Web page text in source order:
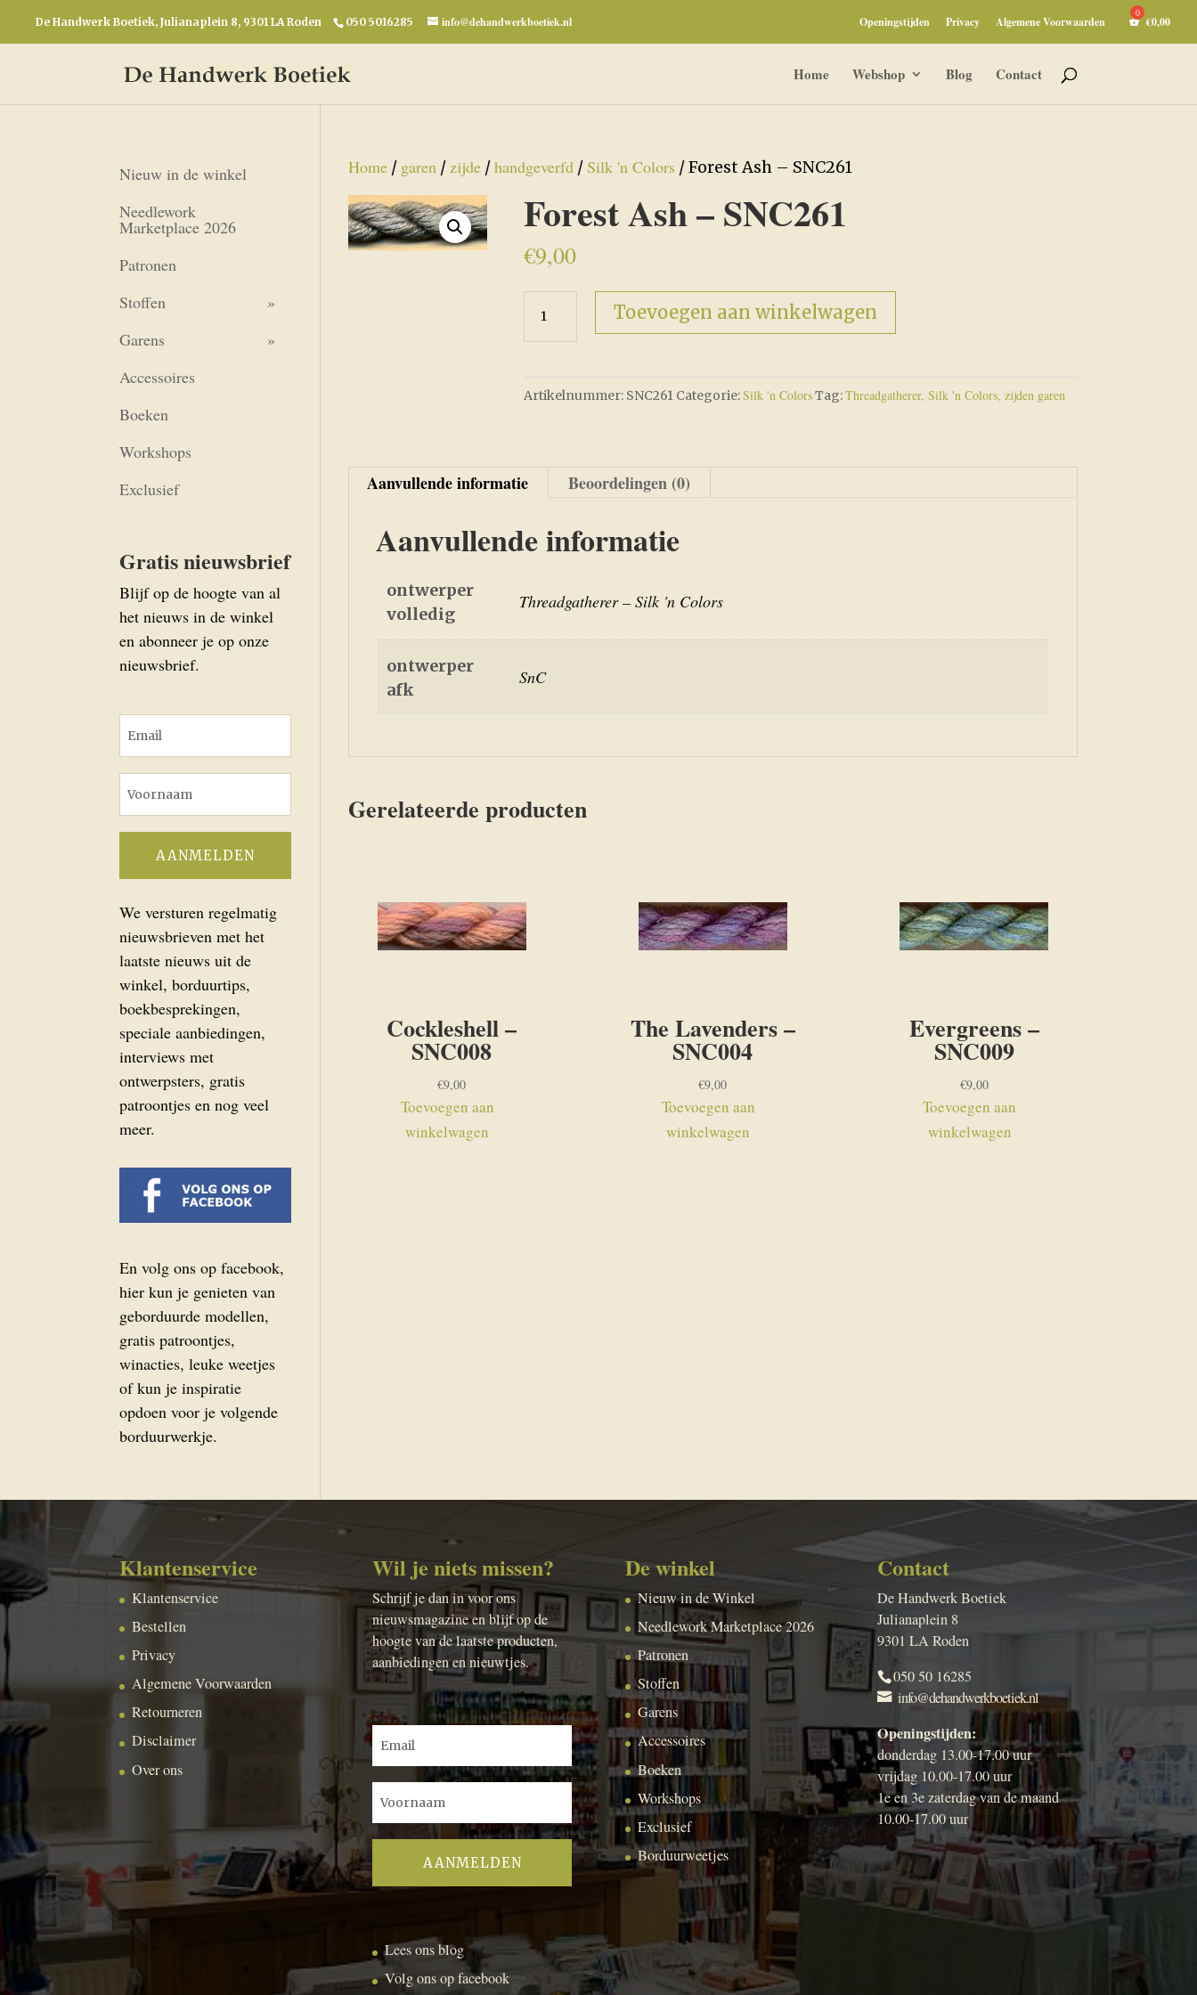
De Handwerk Boetiek, Julianaplein 8, 9301 LA Roden 050 5016285 info@dehandwerkboetiek.nl Openingstijden Privacy Algemene Voorwaarden €0,00
Home Webshop Blog Contact
Home / garen /zijde /handgeverfd / Silk 'n Colors / Forest Ash – SNC261
Forest Ash – SNC261
€9,00
Ash
aantal
Toevoegen aan winkelwagen
Artikelnummer: SNC261 Categorie:Silk 'n ColorsTag:Threadgatherer, Silk 'n Colors, zijden garen
Aanvullende informatie Beoordelingen (0)
Aanvullende informatie
ontwerper
volledig
Threadgatherer – Silk 'n Colors
ontwerper
afk
SnC
Gerelateerde producten
Cockleshell –
SNC008
€9,00
Toevoegen aan
winkelwagen
The Lavenders –
SNC004
€9,00
Toevoegen aan
winkelwagen
Evergreens –
SNC009
€9,00
Toevoegen aan
winkelwagen
Nieuw in de winkel
Needlework
Marketplace 2026
Patronen
Stoffen
Garens
Accessoires
Boeken
Workshops
Exclusief
Gratis nieuwsbrief
Blijf op de hoogte van al
het nieuws in de winkel
en abonneer je op onze
nieuwsbrief.
We versturen regelmatig
nieuwsbrieven met het
laatste nieuws uit de
winkel, borduurtips,
boekbesprekingen,
speciale aanbiedingen,
interviews met
ontwerpsters, gratis
patroontjes en nog veel
meer.
En volg ons op facebook,
hier kun je genieten van
geborduurde modellen,
gratis patroontjes,
winacties, leuke weetjes
of kun je inspiratie
opdoen voor je volgende
borduurwerkje.
Klantenservice
Klantenservice
Bestellen
Privacy
Algemene Voorwaarden
Retourneren
Disclaimer
Over ons
Wil je niets missen?
Schrijf je dan in voor ons
nieuwsmagazine en blijf op de
hoogte van de laatste producten,
aanbiedingen en nieuwtjes.
Lees ons blog
Volg ons op facebook
De winkel
Nieuw in de Winkel
Needlework Marketplace 2026
Patronen
Stoffen
Garens
Accessoires
Boeken
Workshops
Exclusief
Borduurweetjes
Contact
De Handwerk Boetiek
Julianaplein 8
9301 LA Roden
050 50 16285
info@dehandwerkboetiek.nl
Openingstijden:
donderdag 13.00-17.00 uur
vrijdag 10.00-17.00 uur
1e en 3e zaterdag van de maand
10.00-17.00 uur